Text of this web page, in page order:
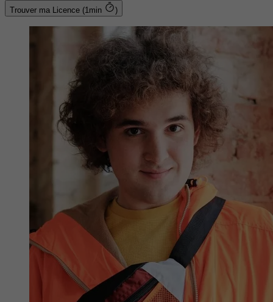
Trouver ma Licence (1min )